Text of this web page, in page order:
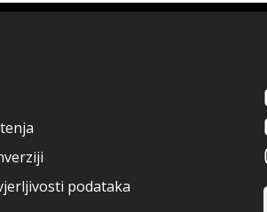
podataka